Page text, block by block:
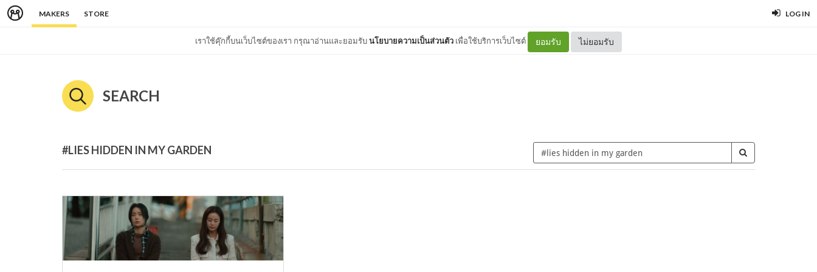
MAKERS STORE LOG IN
เราใช้คุ๊กกี้บนเว็บไซต์ของเรา กรุณาอ่านและยอมรับนโยบายความเป็นส่วนตัว เพื่อใช้บริการเว็บไซต์ ยอมรับ ไม่ยอมรับ
SEARCH
#LIES HIDDEN IN MY GARDEN